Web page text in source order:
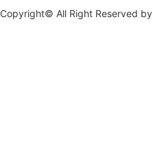
Copyright© All Right Reserved by